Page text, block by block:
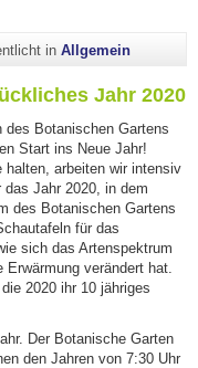
in Allgemein
Jahr 2020
des Botanischen Gartens
Start ins Neue Jahr!
halten, arbeiten wir intensiv
das Jahr 2020, in dem
des Botanischen Gartens
für das
sich das Artenspektrum
verändert hat.
2020 ihr 10 jähriges
Der Botanische Garten
den Jahren von 7:30 Uhr